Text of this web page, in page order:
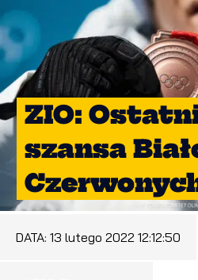
ZIO:
szansa
DATA: 13 lutego 2022 12:12:50